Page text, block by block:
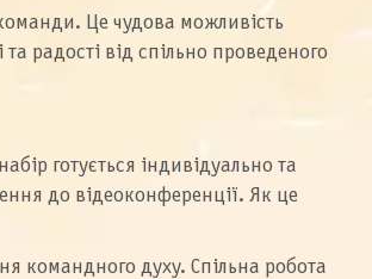
Це чудова можливість
радості від спільно проведеного
готується індивідуально та
до відеоконференції. Як це
командного духу. Спільна робота